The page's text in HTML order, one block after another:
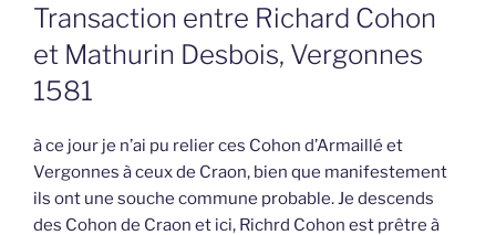
LE
Transaction entre Richard Cohon
et Mathurin Desbois, Vergonnes
1581
à ce jour je n’ai pu relier ces Cohon d’Armaillé et
Vergonnes à ceux de Craon, bien que manifestement
ils ont une souche commune probable. Je descends
des Cohon de Craon et ici, Richrd Cohon est prêtre à